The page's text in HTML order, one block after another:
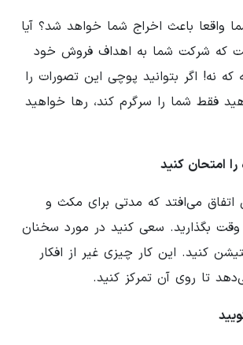
واقعا باعث اخراج شما خواهد شد؟ آیا
که شرکت شما به اهداف فروش خود
که نه! اگر بتوانید پوچی این تصورات را
فقط شما را سرگرم کند، رها خواهید
امتحان کنید
اتفاق می‌افتد که مدتی برای مکث و
بگذارید. سعی کنید در مورد سخنان
کنید. این کار چیزی غیر از افکار
تا روی آن تمرکز کنید.